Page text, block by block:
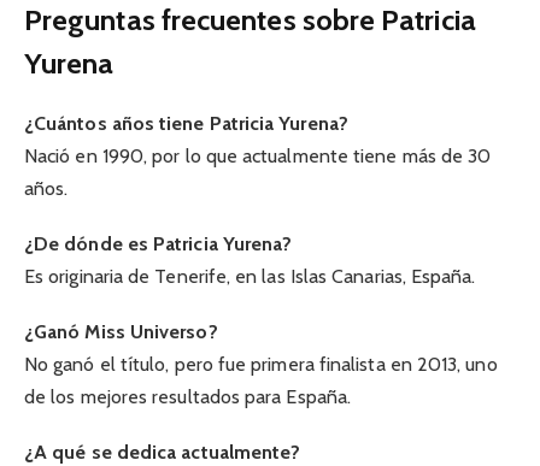
Preguntas frecuentes sobre Patricia
Yurena
¿Cuántos años tiene Patricia Yurena?
Nació en 1990, por lo que actualmente tiene más de 30
años.
¿De dónde es Patricia Yurena?
Es originaria de Tenerife, en las Islas Canarias, España.
¿Ganó Miss Universo?
No ganó el título, pero fue primera finalista en 2013, uno
de los mejores resultados para España.
¿A qué se dedica actualmente?